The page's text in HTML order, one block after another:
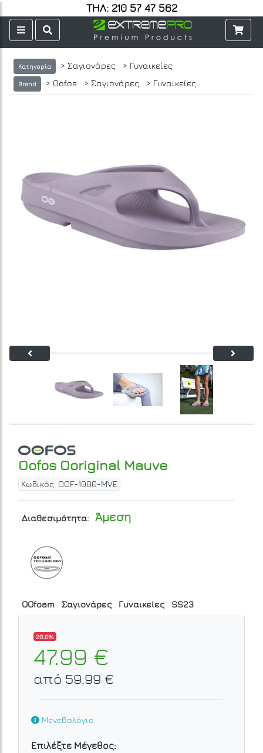
ΤΗΛ: 210 57 47 562
Κατηγορία > Σαγιονάρες > Γυναικείες
Brand > Oofos > Σαγιονάρες > Γυναικείες
Oofos Ooriginal Mauve
Κωδικός: OOF-1000-MVE
Διαθεσιμότητα: Άμεση
OOfoam Σαγιονάρες Γυναικείες SS23
20.0%
47.99 €
από 59.99 €
Μεγεθολόγιο
Επιλέξτε Μέγεθος: